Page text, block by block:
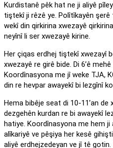
Kurdistanê pêk hat ne ji aliyê
tiştekî ji rêzê ye. Polîtîkayên
wekî din qirkirina xwezayê
neyînî li ser xwezayê kirine.
Her çiqas erdhej tiştekî xwezayî
xwezayê re girê bide. Di 6’ê
Koordînasyona me jî weke TJA,
din re hevpar awayekî bi lezgînî
Hema bibêje seat di 10-11’an de
dezgehên kurdan re bi awayekî
hatiye. Koordînasyona me hem ji
alîkariyê ve pêşiya her kesê
aliyê erdhejzedeyan ve jî tê